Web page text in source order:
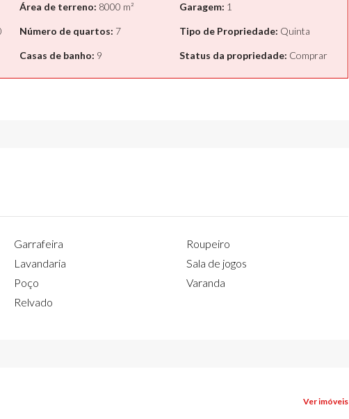
Área de terreno: 8000 m²
Número de quartos: 7
Casas de banho: 9
Garagem: 1
Tipo de Propriedade: Quinta
Status da propriedade: Comprar
Garrafeira
Lavandaria
Poço
Relvado
Roupeiro
Sala de jogos
Varanda
Ver imóveis